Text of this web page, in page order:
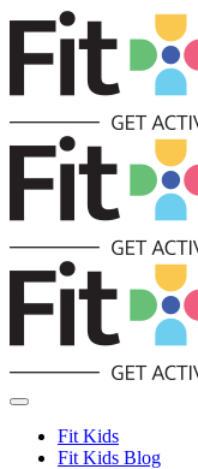
Skip
content
Toggle
Navigation
Fit Kids
Fit Kids Blog